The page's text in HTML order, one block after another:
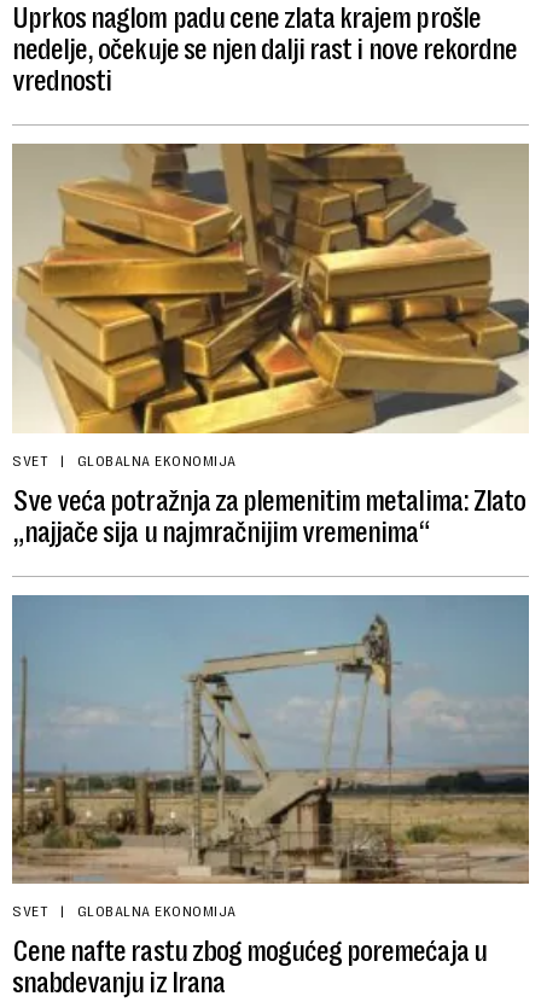
Uprkos naglom padu cene zlata krajem prošle
nedelje, očekuje se njen dalji rast i nove rekordne
vrednosti
SVET GLOBALNA EKONOMIJA
Sve veća potražnja za plemenitim metalima: Zlato
„najjače sija u najmračnijim vremenima“
SVET GLOBALNA EKONOMIJA
Cene nafte rastu zbog mogućeg poremećaja u
snabdevanju iz Irana